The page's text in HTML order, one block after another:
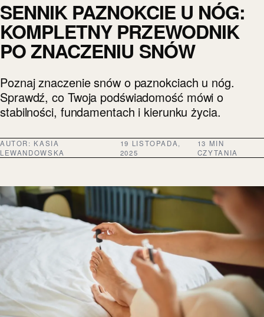
SENNIK PAZNOKCIE U NÓG:
KOMPLETNY PRZEWODNIK
PO ZNACZENIU SNÓW
Poznaj znaczenie snów o paznokciach u nóg.
Sprawdź, co Twoja podświadomość mówi o
stabilności, fundamentach i kierunku życia.
AUTOR: KASIA
LEWANDOWSKA
19 LISTOPADA,
2025
13 MIN
CZYTANIA